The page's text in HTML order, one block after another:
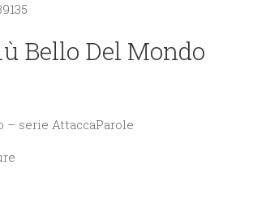
Bello Del Mondo
serie AttaccaParole